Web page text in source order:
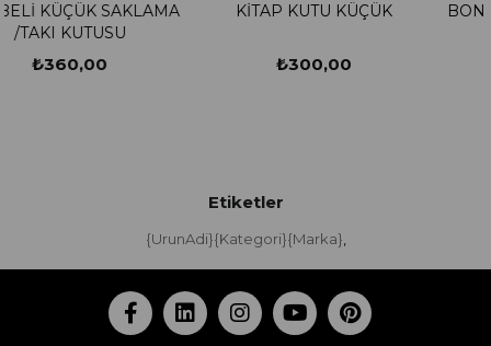
KİTAP KUTU KÜÇÜK
BONBELİ KÜÇÜK
Etiketler
{UrunAdi}{Kategori}{Marka},